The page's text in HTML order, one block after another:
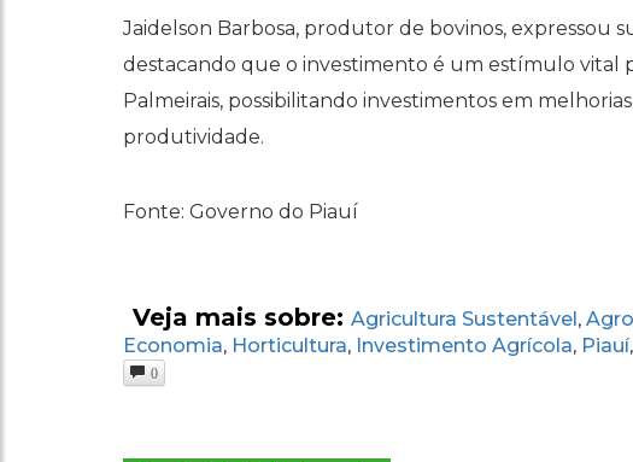
Jaidelson Barbosa, produtor de bovinos, expressou
destacando que o investimento é um estímulo vital
Palmeirais, possibilitando investimentos em
produtividade.
Fonte: Governo do Piauí
Veja mais sobre: Agricultura Sustentável,
Economia, Horticultura, Investimento Agrícola, Piauí,
0